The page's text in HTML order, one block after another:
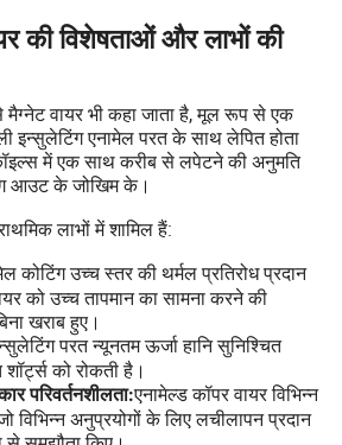
की विशेषताओं और लाभों की
मैग्नेट वायर भी कहा जाता है, मूल रूप से एक
इन्सुलेटिंग एनामेल परत के साथ लेपित होता
में एक साथ करीब से लपेटने की अनुमति
आउट के जोखिम के।
लाभों में शामिल हैं:
कोटिंग उच्च स्तर की थर्मल प्रतिरोध प्रदान
को उच्च तापमान का सामना करने की
खराब हुए।
परत न्यूनतम ऊर्जा हानि सुनिश्चित
को रोकती है।
परिवर्तनशीलता:एनामेल्ड कॉपर वायर विभिन्न
विभिन्न अनुप्रयोगों के लिए लचीलापन प्रदान